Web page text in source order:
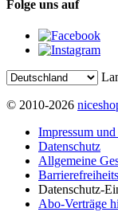
Folge uns auf
© 2010-2026
Impressum
Datenschutz
Allgemeine
Datenschutz-
Abo-Verträge